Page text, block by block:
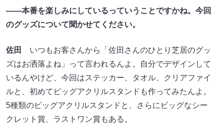
――本番を楽しみにしているっていうことですかね。今回
のグッズについて聞かせてください。
佐田
いつもお客さんから「佐田さんのひとり芝居のグッ
ズはお洒落よね」って言われるんよ。自分でデザインして
いるんやけど、今回はステッカー、タオル、クリアファイ
ルと、初めてビッグアクリルスタンドも作ってみたんよ。
5種類のビッグアクリルスタンドと、さらにビッグなシー
クレット賞、ラストワン賞もある。